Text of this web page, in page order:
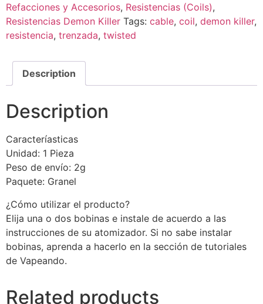
Refacciones y Accesorios, Resistencias (Coils),
Resistencias Demon Killer Tags: cable, coil, demon killer,
resistencia, trenzada, twisted
Description
Description
Caracteríasticas
Unidad: 1 Pieza
Peso de envío: 2g
Paquete: Granel
¿Cómo utilizar el producto?
Elija una o dos bobinas e instale de acuerdo a las
instrucciones de su atomizador. Si no sabe instalar
bobinas, aprenda a hacerlo en la sección de tutoriales
de Vapeando.
Related products